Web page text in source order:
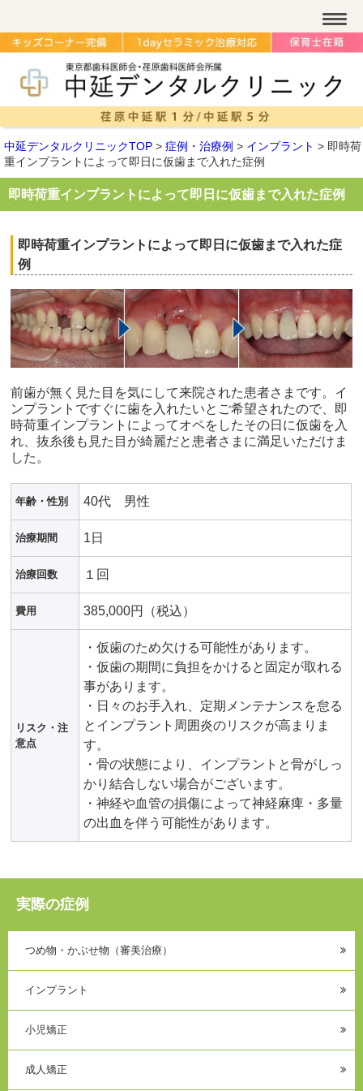
中延デンタルクリニックTOP > 症例・治療例 > インプラント > 即時荷
重インプラントによって即日に仮歯まで入れた症例
即時荷重インプラントによって即日に仮歯まで入れた症例
即時荷重インプラントによって即日に仮歯まで入れた症
例
前歯が無く見た目を気にして来院された患者さまです。イ
ンプラントですぐに歯を入れたいとご希望されたので、即
時荷重インプラントによってオペをしたその日に仮歯を入
れ、抜糸後も見た目が綺麗だと患者さまに満足いただけま
した。
年齢・性別 40代 男性
治療期間 1日
治療回数 １回
費用 385,000円（税込）
リスク・注
意点
・仮歯のため欠ける可能性があります。
・仮歯の期間に負担をかけると固定が取れる
事があります。
・日々のお手入れ、定期メンテナンスを怠る
とインプラント周囲炎のリスクが高まりま
す。
・骨の状態により、インプラントと骨がしっ
かり結合しない場合がございます。
・神経や血管の損傷によって神経麻痺・多量
の出血を伴う可能性があります。
実際の症例
つめ物・かぶせ物（審美治療）
インプラント
小児矯正
成人矯正